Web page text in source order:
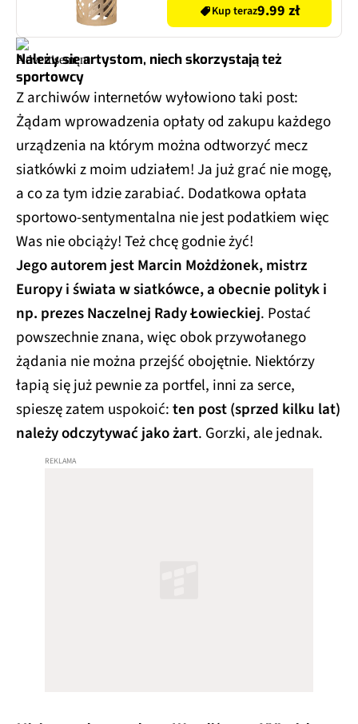
Kup teraz9.99 zł
Należy się artystom, niech skorzystają też
sportowcy
Z archiwów internetów wyłowiono taki post:
Żądam wprowadzenia opłaty od zakupu każdego
urządzenia na którym można odtworzyć mecz
siatkówki z moim udziałem! Ja już grać nie mogę,
a co za tym idzie zarabiać. Dodatkowa opłata
sportowo-sentymentalna nie jest podatkiem więc
Was nie obciąży! Też chcę godnie żyć!
Jego autorem jest Marcin Możdżonek, mistrz
Europy i świata w siatkówce, a obecnie polityk i
np. prezes Naczelnej Rady Łowieckiej. Postać
powszechnie znana, więc obok przywołanego
żądania nie można przejść obojętnie. Niektórzy
łapią się już pewnie za portfel, inni za serce,
spieszę zatem uspokoić:ten post (sprzed kilku lat)
należy odczytywać jako żart. Gorzki, ale jednak.